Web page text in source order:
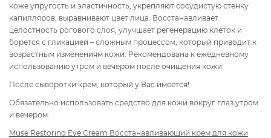
коже упругость и эластичность, укрепляют сосудистую стенку
капилляров, выравнивают цвет лица. Восстанавливает
целостность рогового слоя, улучшает регенерацию клеток и
борется с гликацией – сложным процессом, который приводит к
возрастным изменениям кожи. Рекомендована к ежедневному
использованию утром и вечером после очищения кожи.
После сыворотки крем, который у Вас имеется!
Обязательно использовать средство для кожи вокруг глаз утром
и вечером:
Muse Restoring Eye Cream Восстанавливающий крем для кожи